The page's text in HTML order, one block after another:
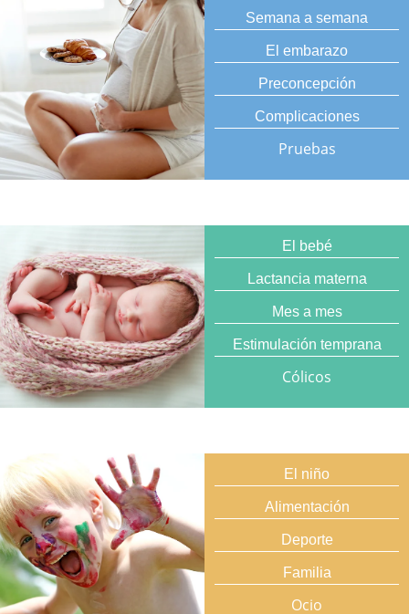
Semana a semana
El embarazo
Preconcepción
Complicaciones
Pruebas
El bebé
Lactancia materna
Mes a mes
Estimulación temprana
Cólicos
El niño
Alimentación
Deporte
Familia
Ocio